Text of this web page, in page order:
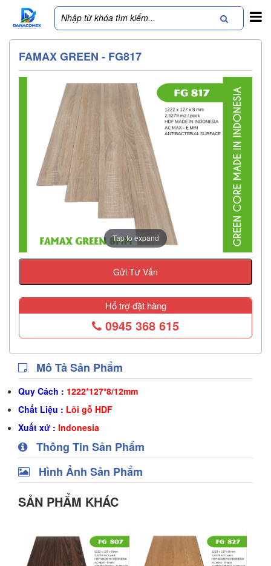
FAMAX GREEN - FG817
Tap to expand
Gửi Tư Vấn
Hổ trợ đặt hàng
0945 368 615
Mô Tả Sản Phẩm
Quy Cách : 1222*127*8/12mm
Chất Liệu : Lõi gỗ HDF
Xuất xứ : Indonesia
Thông Tin Sản Phẩm
Hình Ảnh Sản Phẩm
SẢN PHẨM KHÁC